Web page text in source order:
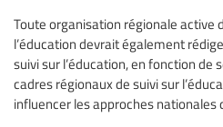
Toute organisation régionale active
l’éducation devrait également
suivi sur l’éducation, en fonction de
cadres régionaux de suivi sur
influencer les approches nationales